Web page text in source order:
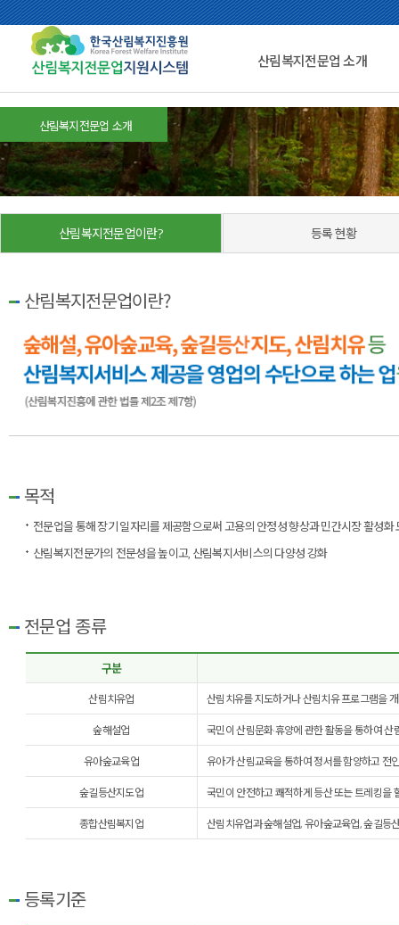
산림복지전문업 소개
산림복지전문업 소개
산림복지전문업이란? 등록 현황
산림복지전문업이란?
목적
전문업을 통해 장기 일자리를 제공함으로써 고용의 안정성 향상과 민간시장 활성화
산림복지전문가의 전문성을 높이고, 산림복지서비스의 다양성 강화
전문업 종류
구분
산림치유업
산림치유를 지도하거나 산림치유 프로그램을
숲해설업
국민이 산림문화·휴양에 관한 활동을 통하여
유아숲교육업
유아가 산림교육을 통하여 정서를 함양하고 전
숲길등산지도업
국민이 안전하고 쾌적하게 등산 또는 트레킹을
종합산림복지업
산림치유업과 숲해설업, 유아숲교육업, 숲길등
등록기준